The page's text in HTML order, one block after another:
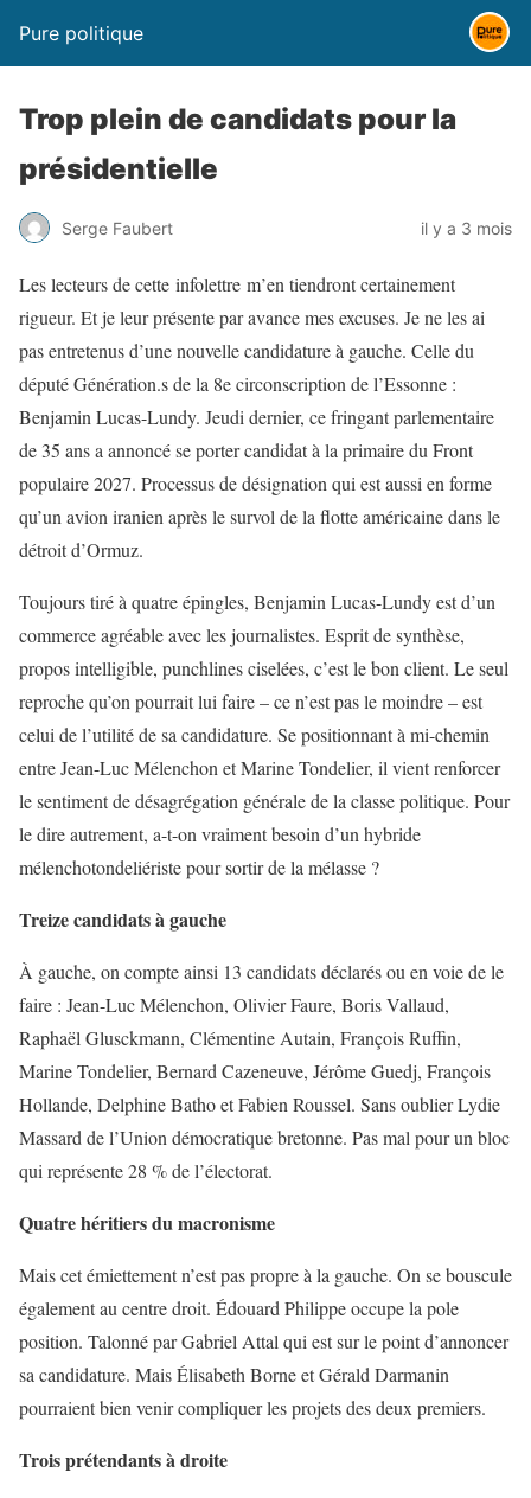
Pure politique
Trop plein de candidats pour la
présidentielle
Serge Faubert il y a 3 mois
Les lecteurs de cette infolettre m’en tiendront certainement
rigueur. Et je leur présente par avance mes excuses. Je ne les ai
pas entretenus d’une nouvelle candidature à gauche. Celle du
député Génération.s de la 8e circonscription de l’Essonne :
Benjamin Lucas-Lundy. Jeudi dernier, ce fringant parlementaire
de 35 ans a annoncé se porter candidat à la primaire du Front
populaire 2027. Processus de désignation qui est aussi en forme
qu’un avion iranien après le survol de la flotte américaine dans le
détroit d’Ormuz.
Toujours tiré à quatre épingles, Benjamin Lucas-Lundy est d’un
commerce agréable avec les journalistes. Esprit de synthèse,
propos intelligible, punchlines ciselées, c’est le bon client. Le seul
reproche qu’on pourrait lui faire – ce n’est pas le moindre – est
celui de l’utilité de sa candidature. Se positionnant à mi-chemin
entre Jean-Luc Mélenchon et Marine Tondelier, il vient renforcer
le sentiment de désagrégation générale de la classe politique. Pour
le dire autrement, a-t-on vraiment besoin d’un hybride
mélenchotondeliériste pour sortir de la mélasse ?
Treize candidats à gauche
À gauche, on compte ainsi 13 candidats déclarés ou en voie de le
faire : Jean-Luc Mélenchon, Olivier Faure, Boris Vallaud,
Raphaël Glusckmann, Clémentine Autain, François Ruffin,
Marine Tondelier, Bernard Cazeneuve, Jérôme Guedj, François
Hollande, Delphine Batho et Fabien Roussel. Sans oublier Lydie
Massard de l’Union démocratique bretonne. Pas mal pour un bloc
qui représente 28 % de l’électorat.
Quatre héritiers du macronisme
Mais cet émiettement n’est pas propre à la gauche. On se bouscule
également au centre droit. Édouard Philippe occupe la pole
position. Talonné par Gabriel Attal qui est sur le point d’annoncer
sa candidature. Mais Élisabeth Borne et Gérald Darmanin
pourraient bien venir compliquer les projets des deux premiers.
Trois prétendants à droite